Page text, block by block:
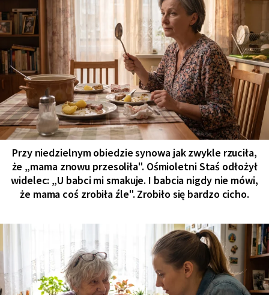
Przy niedzielnym obiedzie synowa jak zwykle rzuciła,
że „mama znowu przesoliła". Ośmioletni Staś odłożył
widelec: „U babci mi smakuje. I babcia nigdy nie mówi,
że mama coś zrobiła źle". Zrobiło się bardzo cicho.